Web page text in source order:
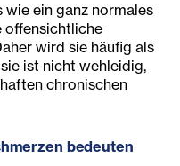
wie ein ganz normales
offensichtliche
wird sie häufig als
ist nicht wehleidig,
chronischen
bedeuten